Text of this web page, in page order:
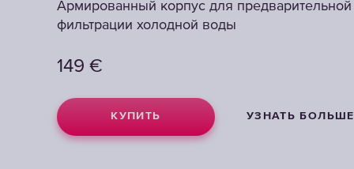
Армированный корпус для предварительной
фильтрации холодной воды
149 €
КУПИТЬ УЗНАТЬ БОЛЬШЕ
Армированный корпус для предварительной
фильтрации холодной воды
149 €
КУПИТЬ УЗНАТЬ БОЛЬШЕ
Армированный корпус для предварительной
фильтрации холодной воды
149 €
КУПИТЬ УЗНАТЬ БОЛЬШЕ